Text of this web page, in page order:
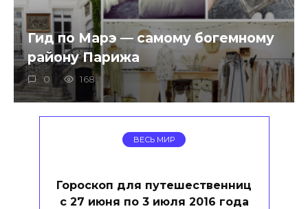
Гид по Марэ — самому богемному
району Парижа
0 168
ВЕСЬ МИР
Гороскоп для путешественниц
с 27 июня по 3 июля 2016 года